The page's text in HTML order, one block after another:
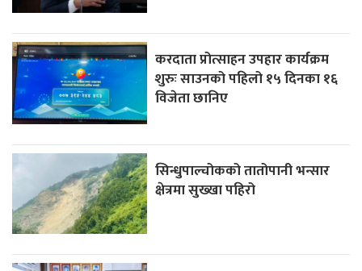
करदाता प्रोत्साहन उपहार कार्यक्रम
शुरुः साउनको पहिलो १५ दिनका १६
विजेता छानिए
सिन्धुपाल्चोकको तातोपानी भन्सार
क्षेत्रमा सुख्खा पहिरो